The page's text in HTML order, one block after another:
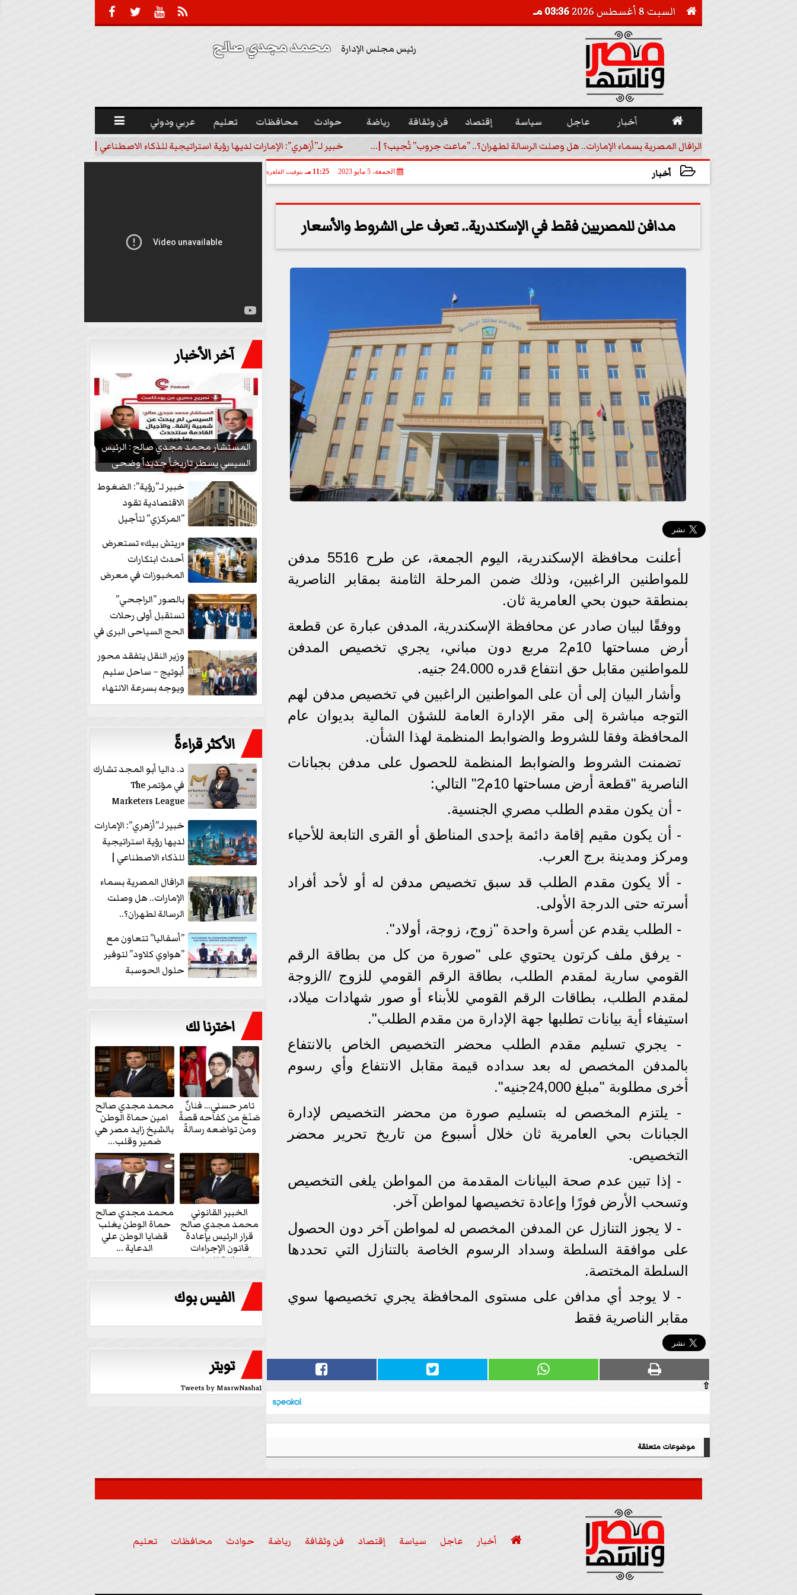
  

 السبت 8 أغسطس 2026 03:36 مـ
رئيس مجلس الإدارة محمد مجدي صالح
 أخبار عاجل سياسة إقتصاد فن وثقافة رياضة حوادث محافظات تعليم عربي ودولي 
الرافال المصرية بسماء الإمارات.. هل وصلت الرسالة لطهران؟.. ”ماعت جروب” تُجيب؟ |... خبير لـ”أزهري”: الإمارات لديها رؤية استراتيجية للذكاء الاصطناعي | فيديو
أخبار الجمعة، 5 مايو 2023 11:25 مـ بتوقيت القاهرة
مدافن للمصريين فقط في الإسكندرية.. تعرف على الشروط والأسعار
أعلنت محافظة الإسكندرية، اليوم الجمعة، عن طرح 5516 مدفن
للمواطنين الراغبين، وذلك ضمن المرحلة الثامنة بمقابر الناصرية
بمنطقة حبون بحي العامرية ثان.
ووفقًا لبيان صادر عن محافظة الإسكندرية، المدفن عبارة عن قطعة
أرض مساحتها 10م2 مربع دون مباني، يجري تخصيص المدفن
للمواطنين مقابل حق انتفاع قدره 24.000 جنيه.
وأشار البيان إلى أن على المواطنين الراغبين في تخصيص مدفن لهم
التوجه مباشرة إلى مقر الإدارة العامة للشؤن المالية بديوان عام
المحافظة وفقا للشروط والضوابط المنظمة لهذا الشأن.
تضمنت الشروط والضوابط المنظمة للحصول على مدفن بجبانات
الناصرية "قطعة أرض مساحتها 10م2" التالي:
- أن يكون مقدم الطلب مصري الجنسية.
- أن يكون مقيم إقامة دائمة بإحدى المناطق أو القرى التابعة للأحياء
ومركز ومدينة برج العرب.
- ألا يكون مقدم الطلب قد سبق تخصيص مدفن له أو لأحد أفراد
أسرته حتى الدرجة الأولى.
- الطلب يقدم عن أسرة واحدة "زوج، زوجة، أولاد".
- يرفق ملف كرتون يحتوي على "صورة من كل من بطاقة الرقم
القومي سارية لمقدم الطلب، بطاقة الرقم القومي للزوج /الزوجة
لمقدم الطلب، بطاقات الرقم القومي للأبناء أو صور شهادات ميلاد،
استيفاء أية بيانات تطلبها جهة الإدارة من مقدم الطلب".
- يجري تسليم مقدم الطلب محضر التخصيص الخاص بالانتفاع
بالمدفن المخصص له بعد سداده قيمة مقابل الانتفاع وأي رسوم
أخرى مطلوبة "مبلغ 24,000جنيه".
- يلتزم المخصص له بتسليم صورة من محضر التخصيص لإدارة
الجبانات بحي العامرية ثان خلال أسبوع من تاريخ تحرير محضر
التخصيص.
- إذا تبين عدم صحة البيانات المقدمة من المواطن يلغى التخصيص
وتسحب الأرض فورًا وإعادة تخصيصها لمواطن آخر.
- لا يجوز التنازل عن المدفن المخصص له لمواطن آخر دون الحصول
على موافقة السلطة وسداد الرسوم الخاصة بالتنازل التي تحددها
السلطة المختصة.
- لا يوجد أي مدافن على مستوى المحافظة يجري تخصيصها سوي
مقابر الناصرية فقط
⇧
موضوعات متعلقة
آخر الأخبار
المستشار محمد مجدي صالح : الرئيس
السيسي يسطر تاريخاً جديداً وضحى
بشعبيته...
خبير لـ”رؤية”: الضغوط
الاقتصادية تقود
”المركزي” لتأجيل
«ريتش بيك» تستعرض
أحدث ابتكارات
المخبوزات في معرض
منتجات...
بالصور ”الراجحي”
تستقبل أولى رحلات
الحج السياحى البرى في
وزير النقل يتفقد محور
أبوتيج – ساحل سليم
ويوجه بسرعة الانتهاء
من...
الأكثر قراءةً
د. داليا أبو المجد تشارك
في مؤتمر The
Marketers League
وتدير جلسة...
خبير لـ”أزهري”: الإمارات
لديها رؤية استراتيجية
للذكاء الاصطناعي |
الرافال المصرية بسماء
الإمارات.. هل وصلت
الرسالة لطهران؟..
”ماعت جروب” تُجيب؟
|...
”أسفاليا” تتعاون مع
”هواوي كلاود” لتوفير
حلول الحوسبة
السحابية والأمن
اخترنا لك
تامر حسني… فنانٌ
صَنَعَ من كفاحه قصةً
ومن تواضعه رسالةً
محمد مجدي صالح
امين حماة الوطن
بالشيخ زايد مصر هي
ضمير وقلب...
الخبير القانوني
محمد مجدي صالح
قرار الرئيس بإعادة
قانون الإجراءات
الجنائية للنواب...
محمد مجدي صالح
حماة الوطن يغلب
قضايا الوطن علي
الدعاية ...
الفيس بوك
تويتر
Tweets by MasrwNasha1
 أخبار عاجل سياسة إقتصاد فن وثقافة رياضة حوادث محافظات
تعليم